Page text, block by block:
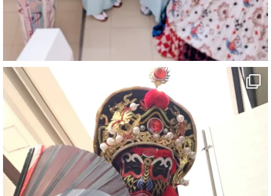
#新居浜市
#マイントピア別子
#泉寿亭
#有形文化財
#四国
#愛媛観光
#旅行
#旅行動画
#一人旅
#観光スポット
#Travel
#ehime
#旅行好きと繋がりたい